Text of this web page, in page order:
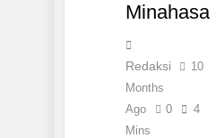
Minahasa
Redaksi
10
Months
Ago
0
4
Mins